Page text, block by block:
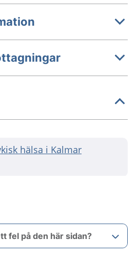
hälsa i Kalmar
fel på den här sidan?